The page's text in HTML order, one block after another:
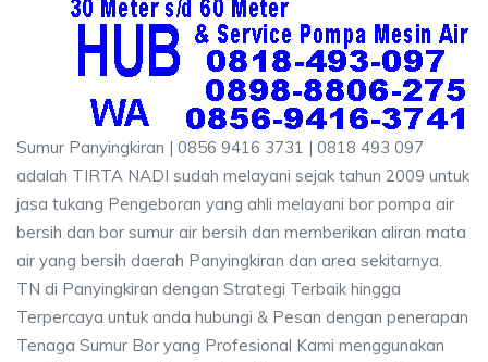
Sumur Panyingkiran | 0856 9416 3731 | 0818 493 097
adalah TIRTA NADI sudah melayani sejak tahun 2009 untuk
jasa tukang Pengeboran yang ahli melayani bor pompa air
bersih dan bor sumur air bersih dan memberikan aliran mata
air yang bersih daerah Panyingkiran dan area sekitarnya.
TN di Panyingkiran dengan Strategi Terbaik hingga
Terpercaya untuk anda hubungi & Pesan dengan penerapan
Tenaga Sumur Bor yang Profesional Kami menggunakan